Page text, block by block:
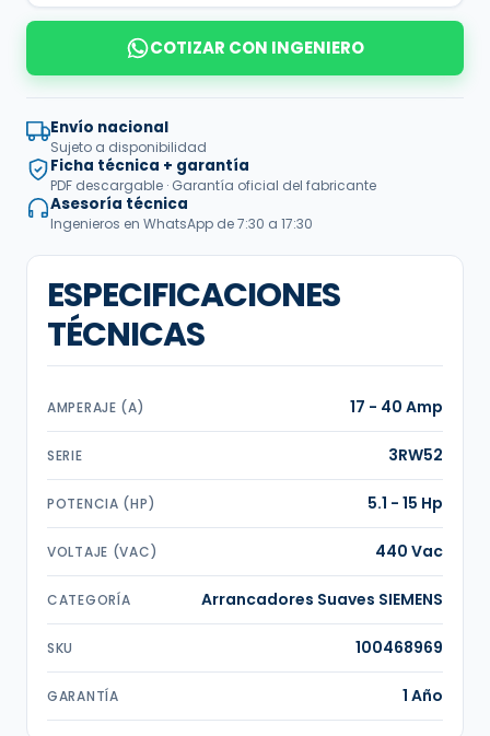
COTIZAR CON INGENIERO
Envío nacional
Sujeto a disponibilidad
Ficha técnica + garantía
PDF descargable · Garantía oficial del fabricante
Asesoría técnica
Ingenieros en WhatsApp de 7:30 a 17:30
ESPECIFICACIONES
TÉCNICAS
AMPERAJE (A) 17 - 40 Amp
SERIE 3RW52
POTENCIA (HP) 5.1 - 15 Hp
VOLTAJE (VAC) 440 Vac
CATEGORÍA Arrancadores Suaves SIEMENS
SKU 100468969
GARANTÍA 1 Año